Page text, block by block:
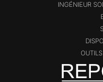
INGÉNIEUR